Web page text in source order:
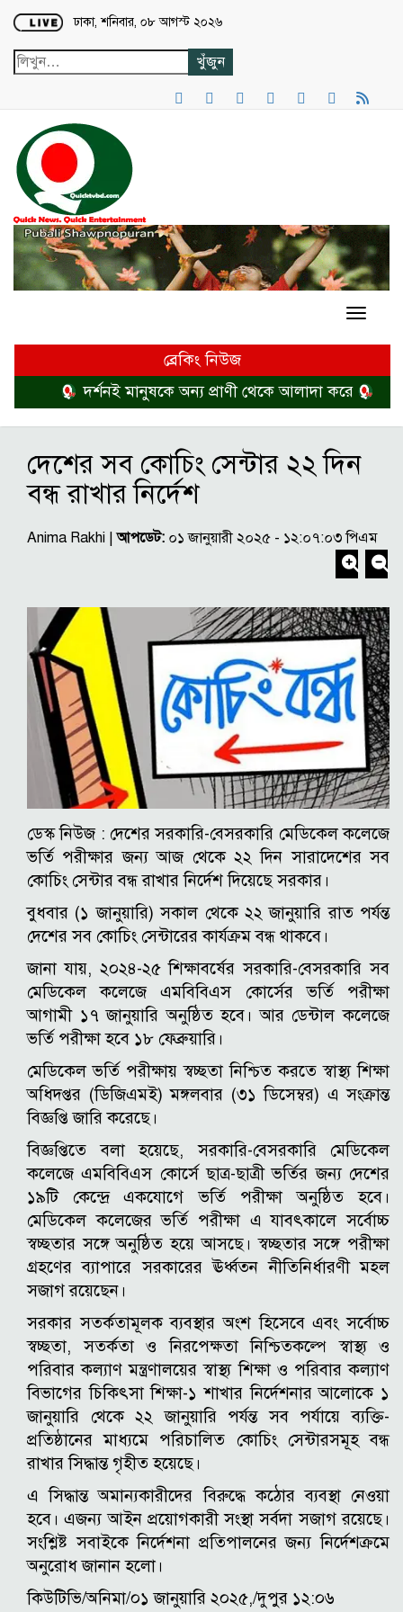
Loading...
ঢাকা, শনিবার, ০৮ আগস্ট ২০২৬
ব্রেকিং নিউজ
দর্শনই মানুষকে অন্য প্রাণী থেকে আলাদা করে
হত্যা
দেশের সব কোচিং সেন্টার ২২ দিন
বন্ধ রাখার নির্দেশ
Anima Rakhi |আপডেট: ০১ জানুয়ারী ২০২৫ - ১২:০৭:০৩ পিএম
ডেস্ক নিউজ : দেশের সরকারি-বেসরকারি মেডিকেল কলেজে
ভর্তি পরীক্ষার জন্য আজ থেকে ২২ দিন সারাদেশের সব
কোচিং সেন্টার বন্ধ রাখার নির্দেশ দিয়েছে সরকার।
বুধবার (১ জানুয়ারি) সকাল থেকে ২২ জানুয়ারি রাত পর্যন্ত
দেশের সব কোচিং সেন্টারের কার্যক্রম বন্ধ থাকবে।
জানা যায়, ২০২৪-২৫ শিক্ষাবর্ষের সরকারি-বেসরকারি সব
মেডিকেল কলেজে এমবিবিএস কোর্সের ভর্তি পরীক্ষা
আগামী ১৭ জানুয়ারি অনুষ্ঠিত হবে। আর ডেন্টাল কলেজে
ভর্তি পরীক্ষা হবে ১৮ ফেব্রুয়ারি।
মেডিকেল ভর্তি পরীক্ষায় স্বচ্ছতা নিশ্চিত করতে স্বাস্থ্য শিক্ষা
অধিদপ্তর (ডিজিএমই) মঙ্গলবার (৩১ ডিসেম্বর) এ সংক্রান্ত
বিজ্ঞপ্তি জারি করেছে।
বিজ্ঞপ্তিতে বলা হয়েছে, সরকারি-বেসরকারি মেডিকেল
কলেজে এমবিবিএস কোর্সে ছাত্র-ছাত্রী ভর্তির জন্য দেশের
১৯টি কেন্দ্রে একযোগে ভর্তি পরীক্ষা অনুষ্ঠিত হবে।
মেডিকেল কলেজের ভর্তি পরীক্ষা এ যাবৎকালে সর্বোচ্চ
স্বচ্ছতার সঙ্গে অনুষ্ঠিত হয়ে আসছে। স্বচ্ছতার সঙ্গে পরীক্ষা
গ্রহণের ব্যাপারে সরকারের ঊর্ধ্বতন নীতিনির্ধারণী মহল
সজাগ রয়েছেন।
সরকার সতর্কতামূলক ব্যবস্থার অংশ হিসেবে এবং সর্বোচ্চ
স্বচ্ছতা, সতর্কতা ও নিরপেক্ষতা নিশ্চিতকল্পে স্বাস্থ্য ও
পরিবার কল্যাণ মন্ত্রণালয়ের স্বাস্থ্য শিক্ষা ও পরিবার কল্যাণ
বিভাগের চিকিৎসা শিক্ষা-১ শাখার নির্দেশনার আলোকে ১
জানুয়ারি থেকে ২২ জানুয়ারি পর্যন্ত সব পর্যায়ে ব্যক্তি-
প্রতিষ্ঠানের মাধ্যমে পরিচালিত কোচিং সেন্টারসমূহ বন্ধ
রাখার সিদ্ধান্ত গৃহীত হয়েছে।
এ সিদ্ধান্ত অমান্যকারীদের বিরুদ্ধে কঠোর ব্যবস্থা নেওয়া
হবে। এজন্য আইন প্রয়োগকারী সংস্থা সর্বদা সজাগ রয়েছে।
সংশ্লিষ্ট সবাইকে নির্দেশনা প্রতিপালনের জন্য নির্দেশক্রমে
অনুরোধ জানান হলো।
কিউটিভি/অনিমা/০১ জানুয়ারি ২০২৫,/দুপুর ১২:০৬